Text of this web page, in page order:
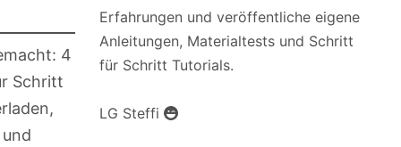
4
Schritt
Erfahrungen und veröffentliche eigene
Anleitungen, Materialtests und Schritt
für Schritt Tutorials.
LG Steffi